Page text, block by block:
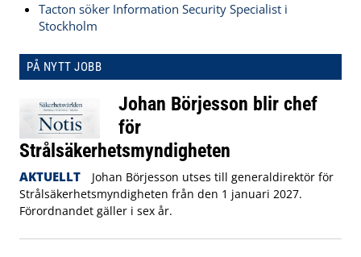
Tacton söker Information Security Specialist i
Stockholm
PÅ NYTT JOBB
Johan Börjesson blir chef
för
Strålsäkerhetsmyndigheten
AKTUELLT
Johan Börjesson utses till generaldirektör för
Strålsäkerhetsmyndigheten från den 1 januari 2027.
Förordnandet gäller i sex år.